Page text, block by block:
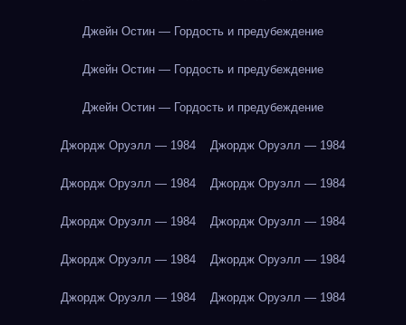
Джейн Остин — Гордость и предубеждение
Джейн Остин — Гордость и предубеждение
Джейн Остин — Гордость и предубеждение
Джордж Оруэлл — 1984 Джордж Оруэлл — 1984
Джордж Оруэлл — 1984 Джордж Оруэлл — 1984
Джордж Оруэлл — 1984 Джордж Оруэлл — 1984
Джордж Оруэлл — 1984 Джордж Оруэлл — 1984
Джордж Оруэлл — 1984 Джордж Оруэлл — 1984